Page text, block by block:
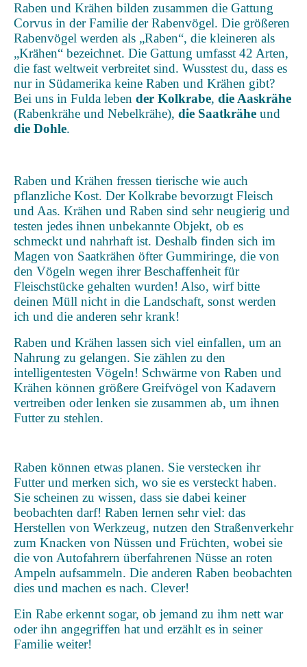
Raben und Krähen bilden zusammen die Gattung
Corvus in der Familie der Rabenvögel. Die größeren
Rabenvögel werden als „Raben“, die kleineren als
„Krähen“ bezeichnet. Die Gattung umfasst 42 Arten,
die fast weltweit verbreitet sind. Wusstest du, dass es
nur in Südamerika keine Raben und Krähen gibt?
Bei uns in Fulda leben der Kolkrabe, die Aaskrähe
(Rabenkrähe und Nebelkrähe), die Saatkrähe und
die Dohle.
Raben und Krähen fressen tierische wie auch
pflanzliche Kost. Der Kolkrabe bevorzugt Fleisch
und Aas. Krähen und Raben sind sehr neugierig und
testen jedes ihnen unbekannte Objekt, ob es
schmeckt und nahrhaft ist. Deshalb finden sich im
Magen von Saatkrähen öfter Gummiringe, die von
den Vögeln wegen ihrer Beschaffenheit für
Fleischstücke gehalten wurden! Also, wirf bitte
deinen Müll nicht in die Landschaft, sonst werden
ich und die anderen sehr krank!
Raben und Krähen lassen sich viel einfallen, um an
Nahrung zu gelangen. Sie zählen zu den
intelligentesten Vögeln! Schwärme von Raben und
Krähen können größere Greifvögel von Kadavern
vertreiben oder lenken sie zusammen ab, um ihnen
Futter zu stehlen.
Raben können etwas planen. Sie verstecken ihr
Futter und merken sich, wo sie es versteckt haben.
Sie scheinen zu wissen, dass sie dabei keiner
beobachten darf! Raben lernen sehr viel: das
Herstellen von Werkzeug, nutzen den Straßenverkehr
zum Knacken von Nüssen und Früchten, wobei sie
die von Autofahrern überfahrenen Nüsse an roten
Ampeln aufsammeln. Die anderen Raben beobachten
dies und machen es nach. Clever!
Ein Rabe erkennt sogar, ob jemand zu ihm nett war
oder ihn angegriffen hat und erzählt es in seiner
Familie weiter!